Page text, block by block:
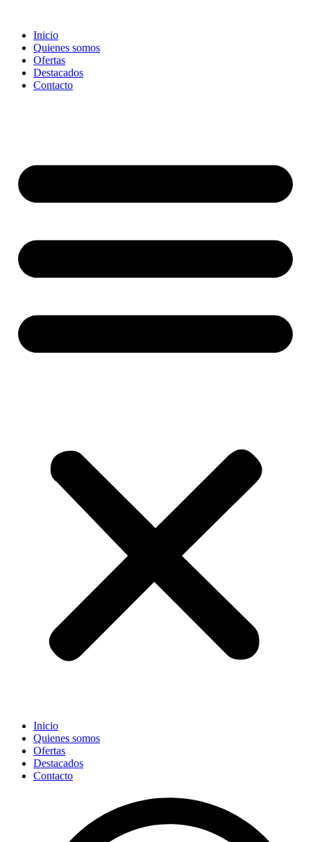
contenido
Inicio
Quienes somos
Ofertas
Destacados
Contacto
Inicio
Quienes somos
Ofertas
Destacados
Contacto